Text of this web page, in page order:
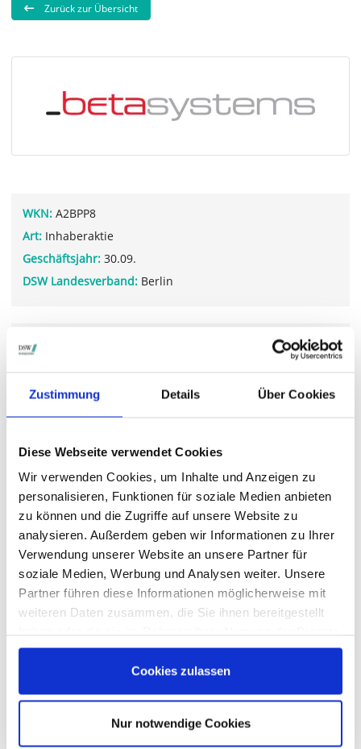
Zustimmung Details Über Cookies
Diese Webseite verwendet Cookies
Wir verwenden Cookies, um Inhalte und Anzeigen zu
personalisieren, Funktionen für soziale Medien anbieten
zu können und die Zugriffe auf unsere Website zu
analysieren. Außerdem geben wir Informationen zu Ihrer
Verwendung unserer Website an unsere Partner für
soziale Medien, Werbung und Analysen weiter. Unsere
Partner führen diese Informationen möglicherweise mit
weiteren Daten zusammen, die Sie ihnen bereitgestellt
gesammelt haben.
Cookies zulassen
Nur notwendige Cookies
Zurück zur Übersicht
WKN: A2BPP8
Art: Inhaberaktie
Geschäftsjahr: 30.09.
DSW Landesverband: Berlin
WEITERFÜHRENDE LINKS
STIMMRECHTSVERTRETUNG DURCH DIE DSW
Die DSW vertritt Ihre Stimmrechteauf sämtlichen
wichtigen Hauptversammlungen in Deutschland.
VERGANGENE HAUPTVERSAMMLUNGSTERMINE
archiv.hauptversammlung.de
Die nächsten Termine